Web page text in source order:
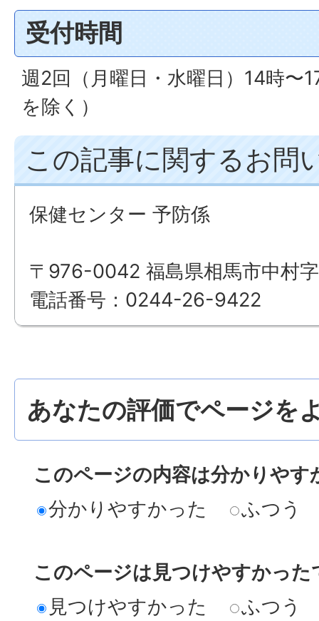
受付時間
週2回（月曜日・水曜日）14時〜
を除く）
この記事に関するお問
保健センター 予防係
〒976-0042 福島県相馬市中村
電話番号：0244-26-9422
あなたの評価でページを
このページの内容は分かりやす
分かりやすかった
ふつう
このページは見つけやすかった
見つけやすかった
ふつう